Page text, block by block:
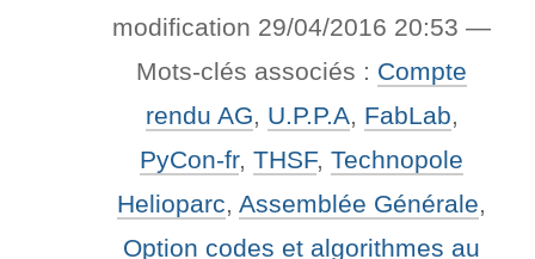
modification 29/04/2016 20:53—
Mots-clés associés : Compte
rendu AG, U.P.P.A, FabLab,
PyCon-fr,THSF,Technopole
Helioparc,Assemblée Générale,
Option codes et algorithmes au